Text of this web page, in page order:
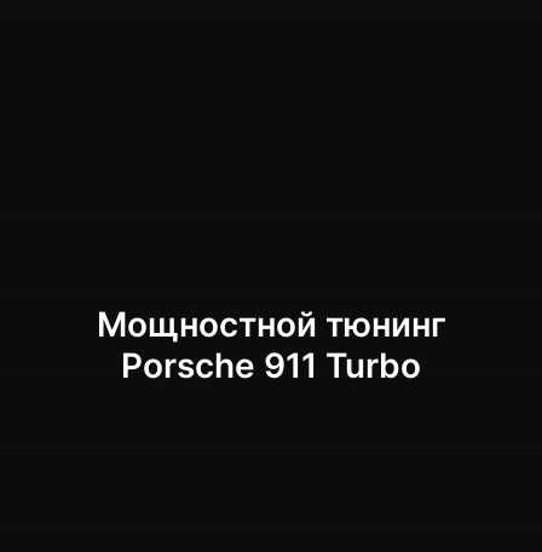
Мощностной тюнинг
Porsche 911 Turbo